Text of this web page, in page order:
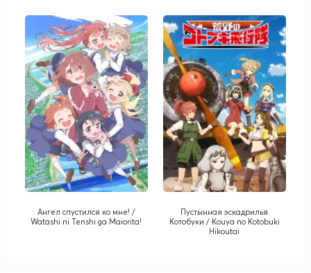
Ангел спустился ко мне! /
Watashi ni Tenshi ga Maiorita!
Пустынная эскадрилья
Котобуки / Kouya no Kotobuki
Hikoutai